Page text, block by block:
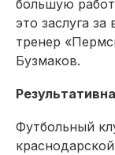
большую
это заслуга
тренер
Бузмаков.
Футбольный